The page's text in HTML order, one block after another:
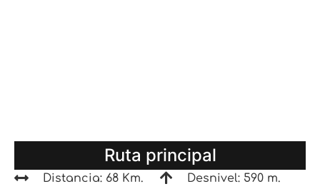
Ruta principal
Distancia: 68 Km. Desnivel: 590 m.